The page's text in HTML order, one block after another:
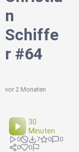
n
Schiffe
r #64
vor 2 Monaten
30
Minuten
0 7 0
0
0
0